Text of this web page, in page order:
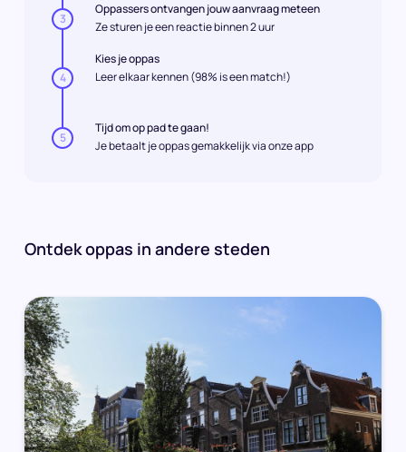
3
Oppassers ontvangen jouw aanvraag meteen
Ze sturen je een reactie binnen 2 uur
4
Kies je oppas
Leer elkaar kennen (98% is een match!)
5
Tijd om op pad te gaan!
Je betaalt je oppas gemakkelijk via onze app
Ontdek oppas in andere steden